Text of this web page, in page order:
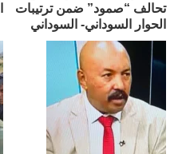
تحالف “صمود” ضمن ترتيبات
الحوار السوداني- السوداني